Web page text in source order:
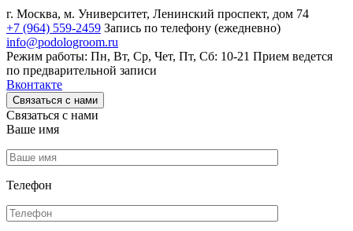
г. Москва, м. Университет, Ленинский проспект, дом 74
+7 (964) 559-2459 Запись по телефону (ежедневно)
info@podologroom.ru
Режим работы: Пн, Вт, Ср, Чет, Пт, Сб: 10-21 Прием ведется
по предварительной записи
Вконтакте
Связаться с нами
Связаться с нами
Ваше имя
Телефон